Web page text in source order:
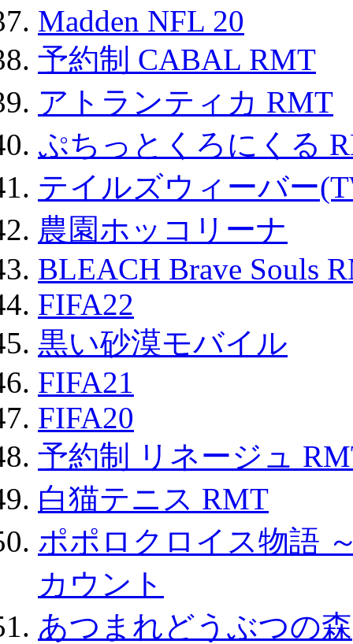
Madden NFL 20
予約制 CABAL RMT
アトランティカ RMT
ぷちっとくろにくる
テイルズウィーバー
農園ホッコリーナ
BLEACH Brave Souls
FIFA22
黒い砂漠モバイル
FIFA21
FIFA20
予約制 リネージュ
白猫テニス RMT
ポポロクロイス物語
カウント
あつまれどうぶつの森